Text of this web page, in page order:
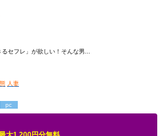
セフレ」が欲しい！そんな男...
人妻
pc